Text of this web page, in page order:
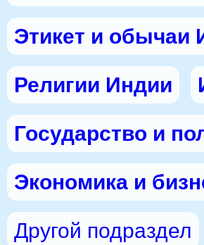
Этикет и обычаи
Религии Индии
Государство и
Экономика и
Другой подраздел